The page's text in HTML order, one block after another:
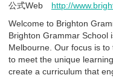
公式Web http://
Welcome to Brighton
Brighton Grammar School
Melbourne. Our focus is
to meet the unique
create a curriculum that